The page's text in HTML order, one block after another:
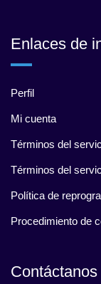
Enlaces de
Perfil
Mi cuenta
Términos del
Términos del
Política de
Procedimiento de
Contáctanos